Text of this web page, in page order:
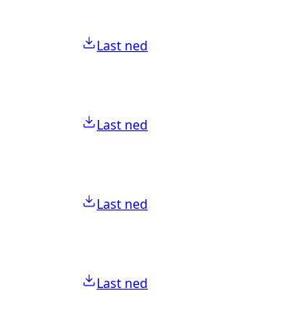
Last ned
Last ned
Last ned
Last ned